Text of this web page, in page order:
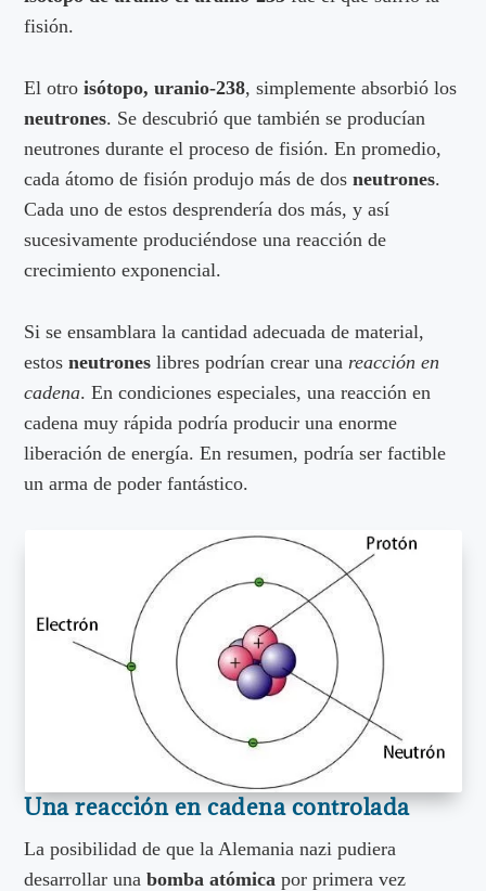
fisión.
El otroisótopo, uranio-238, simplemente absorbió los
neutrones. Se descubrió que también se producían
neutrones durante el proceso de fisión. En promedio,
cada átomo de fisión produjo más de dosneutrones.
Cada uno de estos desprendería dos más, y así
sucesivamente produciéndose una reacción de
crecimiento exponencial.
Si se ensamblara la cantidad adecuada de material,
estosneutrones libres podrían crear una reacción en
cadena. En condiciones especiales, una reacción en
cadena muy rápida podría producir una enorme
liberación de energía. En resumen, podría ser factible
un arma de poder fantástico.
Una reacción en cadena controlada
La posibilidad de que la Alemania nazi pudiera
desarrollar unabomba atómica por primera vez